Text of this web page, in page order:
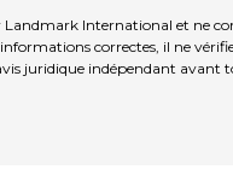
International et ne
correctes, il ne
juridique indépendant avant